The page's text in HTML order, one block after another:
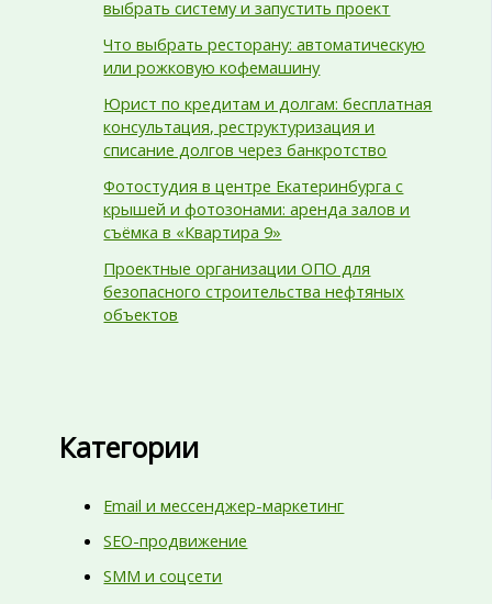
выбрать систему и запустить проект
Что выбрать ресторану: автоматическую
или рожковую кофемашину
Юрист по кредитам и долгам: бесплатная
консультация, реструктуризация и
списание долгов через банкротство
Фотостудия в центре Екатеринбурга с
крышей и фотозонами: аренда залов и
съёмка в «Квартира 9»
Проектные организации ОПО для
безопасного строительства нефтяных
объектов
Категории
Email и мессенджер-маркетинг
SEO-продвижение
SMM и соцсети